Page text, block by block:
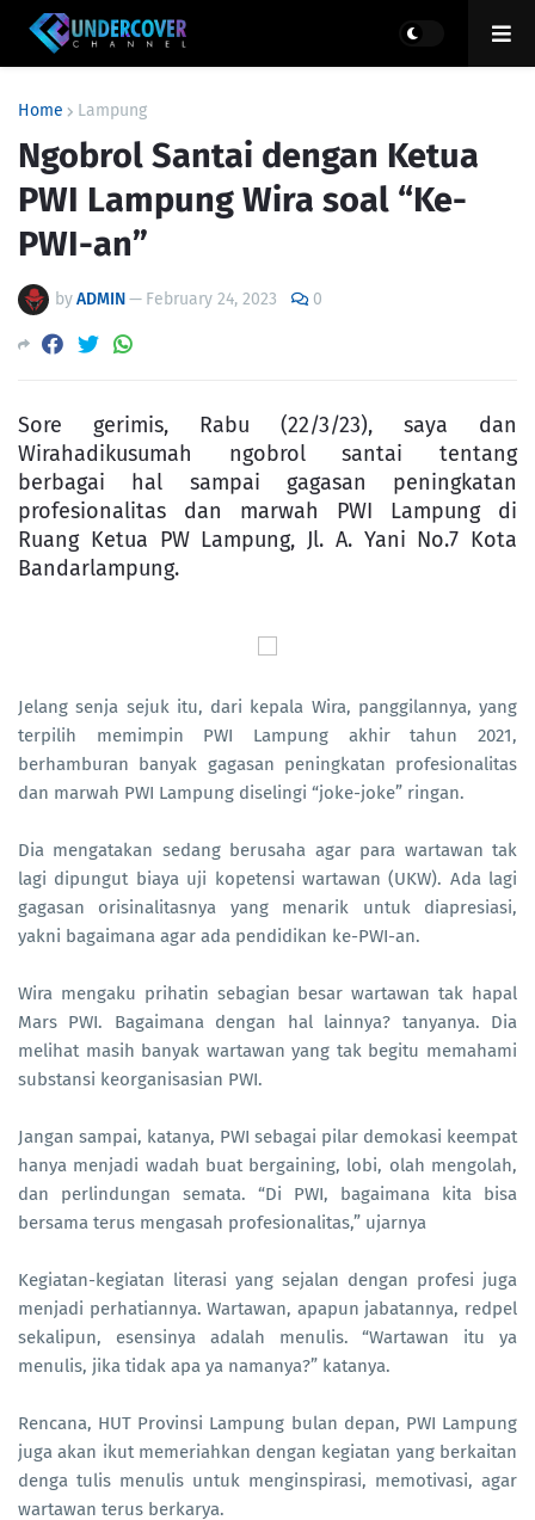
Home Lampung
Ngobrol Santai dengan Ketua
PWI Lampung Wira soal “Ke-
PWI-an”
byADMIN— February 24, 2023 0
Sore gerimis, Rabu (22/3/23), saya dan
Wirahadikusumah ngobrol santai tentang
berbagai hal sampai gagasan peningkatan
profesionalitas dan marwah PWI Lampung di
Ruang Ketua PW Lampung, Jl. A. Yani No.7 Kota
Bandarlampung.
Jelang senja sejuk itu, dari kepala Wira, panggilannya, yang
terpilih memimpin PWI Lampung akhir tahun 2021,
berhamburan banyak gagasan peningkatan profesionalitas
dan marwah PWI Lampung diselingi “joke-joke” ringan.
Dia mengatakan sedang berusaha agar para wartawan tak
lagi dipungut biaya uji kopetensi wartawan (UKW). Ada lagi
gagasan orisinalitasnya yang menarik untuk diapresiasi,
yakni bagaimana agar ada pendidikan ke-PWI-an.
Wira mengaku prihatin sebagian besar wartawan tak hapal
Mars PWI. Bagaimana dengan hal lainnya? tanyanya. Dia
melihat masih banyak wartawan yang tak begitu memahami
substansi keorganisasian PWI.
Jangan sampai, katanya, PWI sebagai pilar demokasi keempat
hanya menjadi wadah buat bergaining, lobi, olah mengolah,
dan perlindungan semata. “Di PWI, bagaimana kita bisa
bersama terus mengasah profesionalitas,” ujarnya
Kegiatan-kegiatan literasi yang sejalan dengan profesi juga
menjadi perhatiannya. Wartawan, apapun jabatannya, redpel
sekalipun, esensinya adalah menulis. “Wartawan itu ya
menulis, jika tidak apa ya namanya?” katanya.
Rencana, HUT Provinsi Lampung bulan depan, PWI Lampung
juga akan ikut memeriahkan dengan kegiatan yang berkaitan
denga tulis menulis untuk menginspirasi, memotivasi, agar
wartawan terus berkarya.